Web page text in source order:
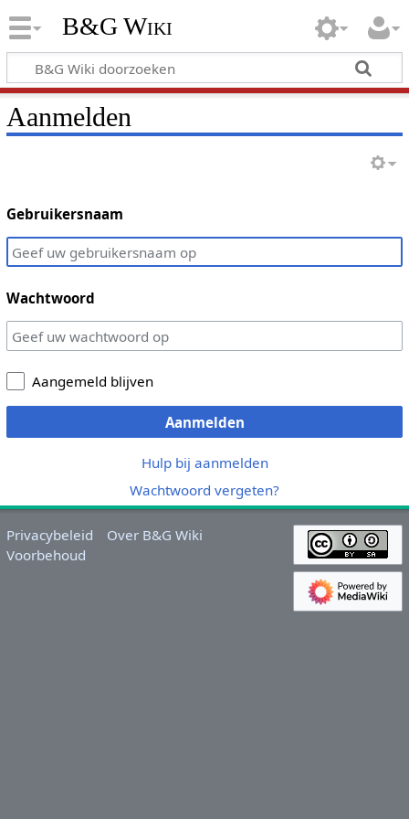
B&G Wiki
Aanmelden
Gebruikersnaam
Wachtwoord
Aangemeld blijven
Aanmelden
Hulp bij aanmelden
Wachtwoord vergeten?
Privacybeleid
Over B&G Wiki
Voorbehoud